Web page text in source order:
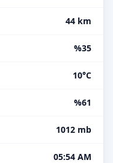
44 km
%35
10°C
%61
1012 mb
05:54 AM